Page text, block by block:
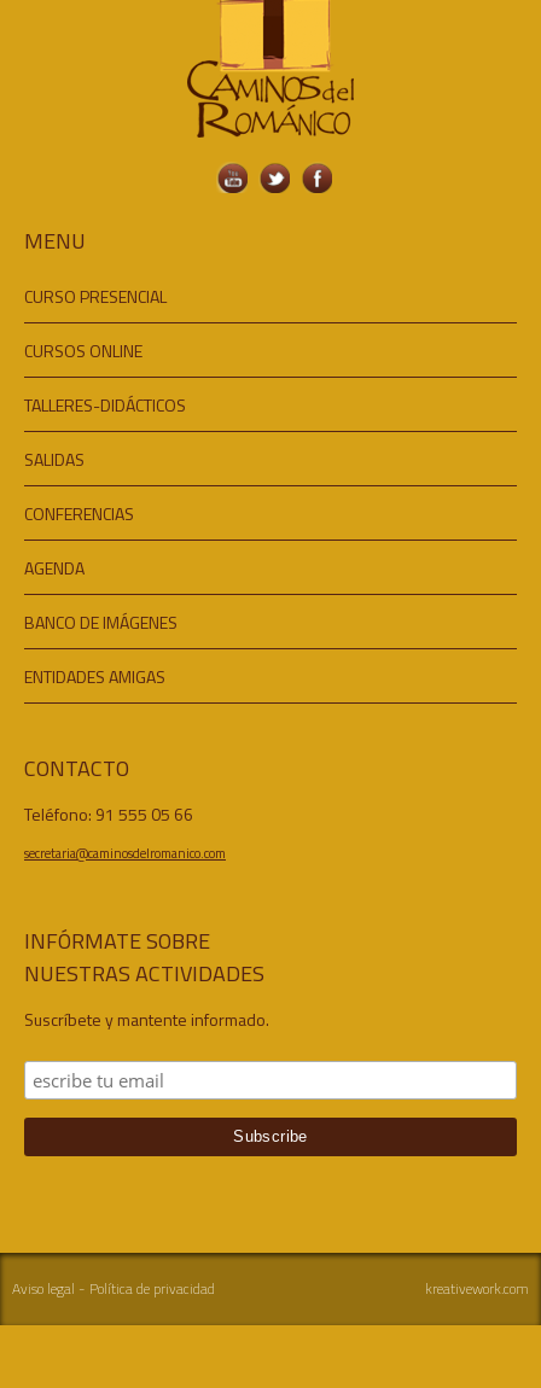
MENU
CURSO PRESENCIAL
CURSOS ONLINE
TALLERES-DIDÁCTICOS
SALIDAS
CONFERENCIAS
AGENDA
BANCO DE IMÁGENES
ENTIDADES AMIGAS
CONTACTO
Teléfono: 91 555 05 66
secretaria@caminosdelromanico.com
INFÓRMATE SOBRE
NUESTRAS ACTIVIDADES
Suscríbete y mantente informado.
Aviso legal - Política de privacidad kreativework.com